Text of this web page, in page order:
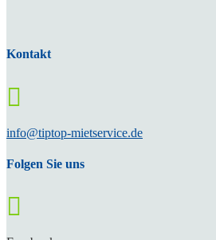
Kontakt

info@tiptop-mietservice.de
Folgen Sie uns
